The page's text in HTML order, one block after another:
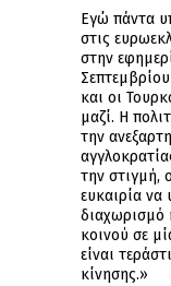
Εγώ πάντα
στις
στην
και οι
μαζί. Η
την
την στιγμή,
ευκαιρία να
διαχωρισμό
κοινού σε
είναι
κίνησης.»